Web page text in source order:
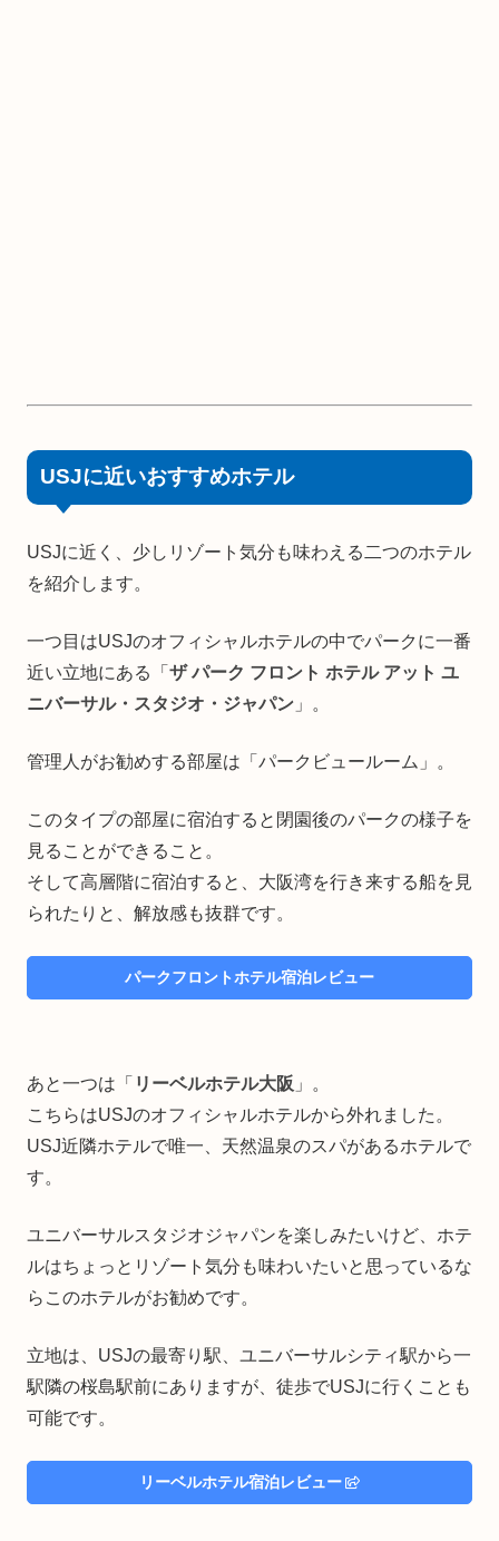
USJに近いおすすめホテル
USJに近く、少しリゾート気分も味わえる二つのホテル
を紹介します。
一つ目はUSJのオフィシャルホテルの中でパークに一番
近い立地にある「 ザ パーク フロント ホテル アット ユ
ニバーサル・スタジオ・ジャパン 」。
管理人がお勧めする部屋は「パークビュールーム」。
このタイプの部屋に宿泊すると閉園後のパークの様子を
見ることができること。
そして高層階に宿泊すると、大阪湾を行き来する船を見
られたりと、解放感も抜群です。
パークフロントホテル宿泊レビュー
あと一つは「 リーベルホテル大阪 」。
こちらはUSJのオフィシャルホテルから外れました。
USJ近隣ホテルで唯一、天然温泉のスパがあるホテルで
す。
ユニバーサルスタジオジャパンを楽しみたいけど、ホテ
ルはちょっとリゾート気分も味わいたいと思っているな
らこのホテルがお勧めです。
立地は、USJの最寄り駅、ユニバーサルシティ駅から一
駅隣の桜島駅前にありますが、徒歩でUSJに行くことも
可能です。
リーベルホテル宿泊レビュー